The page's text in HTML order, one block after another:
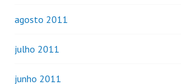
agosto 2011
julho 2011
junho 2011